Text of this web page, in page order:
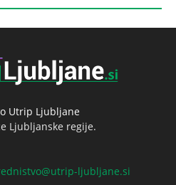
Utrip Ljubljane
Ljubljanske regije.
ljubljane.si